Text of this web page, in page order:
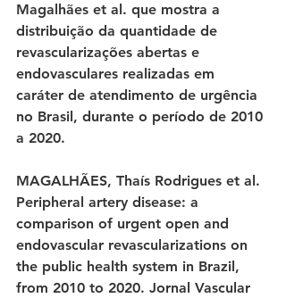
Magalhães et al. que mostra a
distribuição da quantidade de
revascularizações abertas e
endovasculares realizadas em
caráter de atendimento de urgência
no Brasil, durante o período de 2010
a 2020.
MAGALHÃES, Thaís Rodrigues et al.
Peripheral artery disease: a
comparison of urgent open and
endovascular revascularizations on
the public health system in Brazil,
from 2010 to 2020. Jornal Vascular